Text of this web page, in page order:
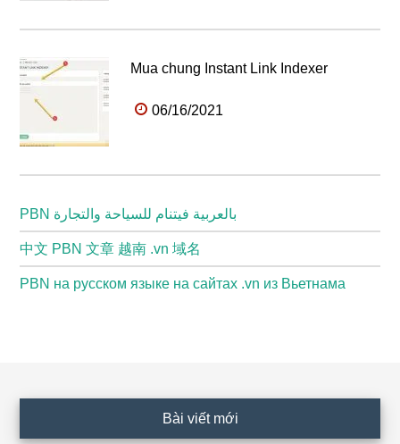
Mua chung Instant Link Indexer
06/16/2021
PBN بالعربية فيتنام للسياحة والتجارة
中文 PBN 文章 越南 .vn 域名
PBN на русском языке на сайтах .vn из Вьетнама
Bài viết mới